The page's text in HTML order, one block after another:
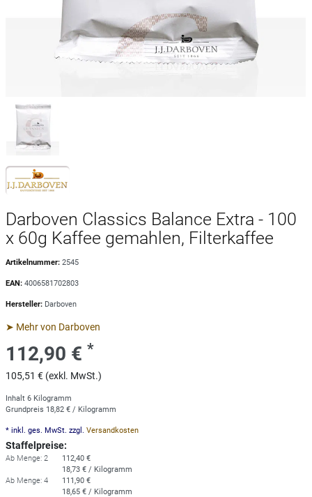
Darboven Classics Balance Extra - 100
x 60g Kaffee gemahlen, Filterkaffee
Artikelnummer: 2545
EAN: 4006581702803
Hersteller: Darboven
➤ Mehr von Darboven
112,90 € *
105,51 € (exkl. MwSt.)
Inhalt 6 Kilogramm
Grundpreis 18,82 € / Kilogramm
* inkl. ges. MwSt. zzgl. Versandkosten
Staffelpreise:
Ab Menge: 2
112,40 €
18,73 € / Kilogramm
Ab Menge: 4
111,90 €
18,65 € / Kilogramm